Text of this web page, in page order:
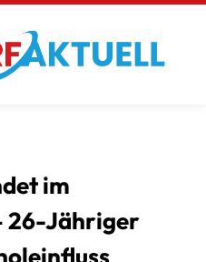
im
26-Jähriger